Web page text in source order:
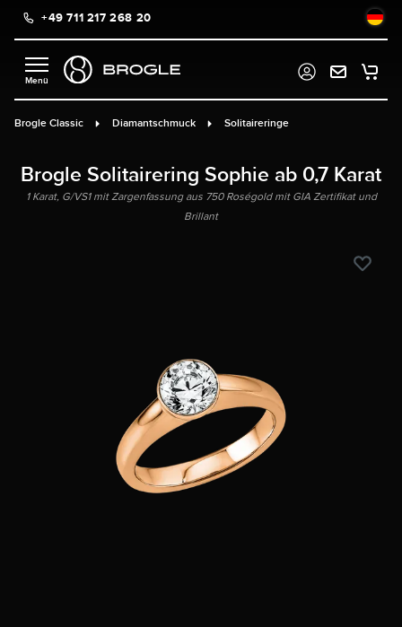
springen
+49 711 217 268 20
Brogle Classic Diamantschmuck Solitaireringe
Brogle Solitairering Sophie ab 0,7 Karat
1 Karat, G/VS1 mit Zargenfassung aus 750 Roségold mit GIA Zertifikat und
Brillant